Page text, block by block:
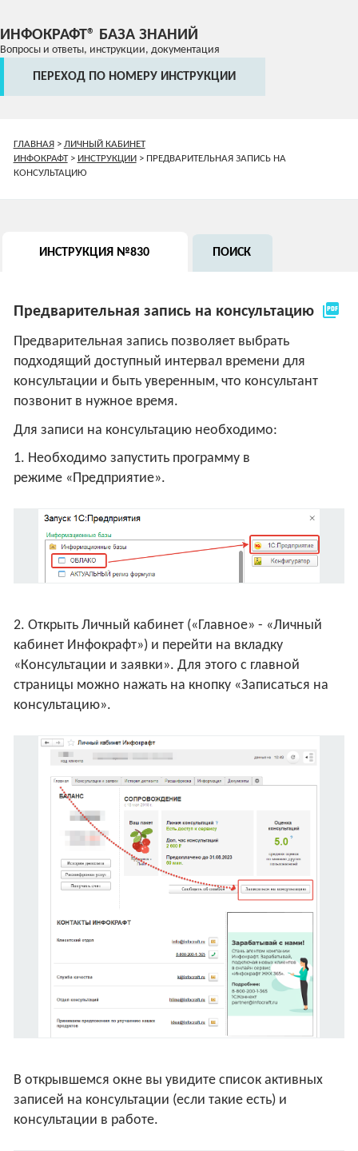
ИНФОКРАФТ® БАЗА ЗНАНИЙ
Вопросы и ответы, инструкции, документация
ПЕРЕХОД ПО НОМЕРУ ИНСТРУКЦИИ
ГЛАВНАЯ> ЛИЧНЫЙ КАБИНЕТ
ИНФОКРАФТ> ИНСТРУКЦИИ> ПРЕДВАРИТЕЛЬНАЯ ЗАПИСЬ НА
КОНСУЛЬТАЦИЮ
ИНСТРУКЦИЯ №830 ПОИСК
Предварительная запись на консультацию picture_as_pdf
Предварительная запись позволяет выбрать
подходящий доступный интервал времени для
консультации и быть уверенным, что консультант
позвонит в нужное время.
Для записи на консультацию необходимо:
1. Необходимо запустить программу в
режиме «Предприятие».
2. Открыть Личный кабинет («Главное» - «Личный
кабинет Инфокрафт») и перейти на вкладку
«Консультации и заявки». Для этого с главной
страницы можно нажать на кнопку «Записаться на
консультацию».
В открывшемся окне вы увидите список активных
записей на консультации (если такие есть) и
консультации в работе.